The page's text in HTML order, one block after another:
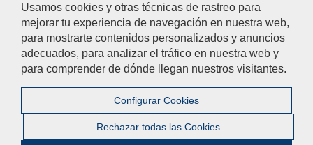
Usamos cookies y otras técnicas de rastreo para
mejorar tu experiencia de navegación en nuestra web,
para mostrarte contenidos personalizados y anuncios
adecuados, para analizar el tráfico en nuestra web y
para comprender de dónde llegan nuestros visitantes.
Configurar Cookies
Rechazar todas las Cookies
Horarios
Guías docentes
Exámenes
Buscador general
Noticias Facultad
Agenda
Buzón de consultas